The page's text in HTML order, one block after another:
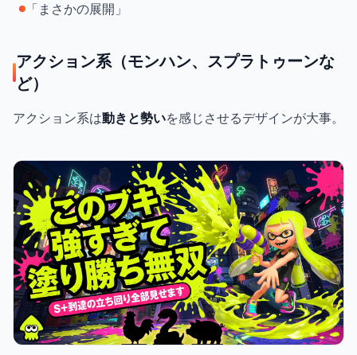
「まさかの展開」
アクション系（モンハン、スプラトゥーンな
ど）
アクション系は動きと勢いを感じさせるデザインが大事。